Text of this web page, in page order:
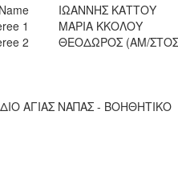
ΙΩΑΝΝΗΣ ΚΑΤΤΟΥ
1
ΜΑΡΙΑ ΚΚΟΛΟΥ
2
ΘΕΟΔΩΡΟΣ (ΑΜ/
ΑΓΙΑΣ ΝΑΠΑΣ - ΒΟΗΘΗΤΙΚΟ